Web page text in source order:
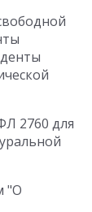
2760 для
"О